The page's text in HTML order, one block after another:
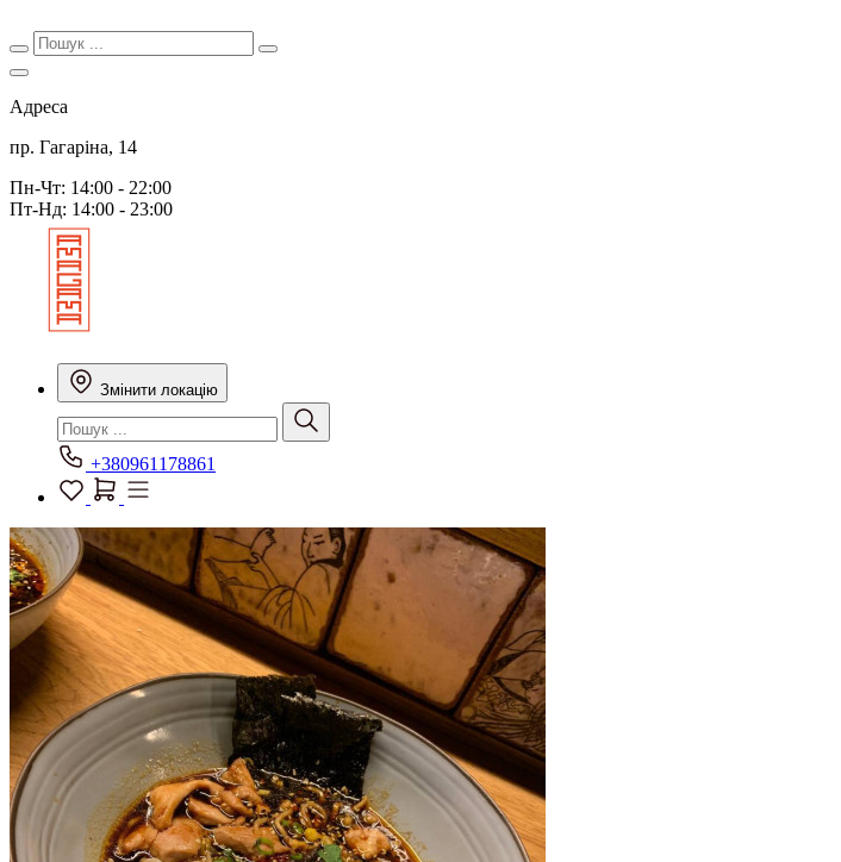
Адреса
пр. Гагаріна, 14
Пн-Чт: 14:00 - 22:00
Пт-Нд: 14:00 - 23:00
Змінити локацію
+380961178861